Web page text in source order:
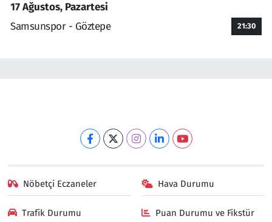
17 Ağustos, Pazartesi
Samsunspor - Göztepe
21:30
Nöbetçi Eczaneler Hava Durumu
Trafik Durumu Puan Durumu ve Fikstür